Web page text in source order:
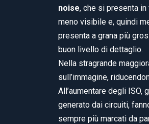
noise, che si presenta
meno visibile e, quindi
presenta a grana più
buon livello di dettaglio.
Nella stragrande
sull’immagine,
All’aumentare degli
generato dai circuiti,
sempre più marcati da